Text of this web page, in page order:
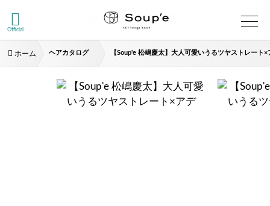
Official
ホーム ヘアカタログ 【Soup'e 松嶋慶太】大人可愛いうるツヤストレート×